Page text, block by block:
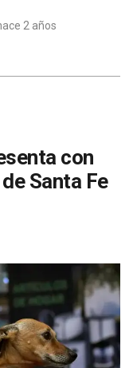
2 años
con
Santa Fe